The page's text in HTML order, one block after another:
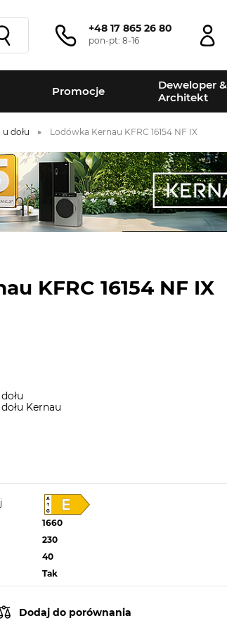
+48 17 865 26 80
pon-pt: 8-16
Promocje
Deweloper &
Architekt
dołu Lodówka Kernau KFRC 16154 NF IX
KFRC 16154 NF IX
Kernau
1660
230
40
Tak
Dodaj do porównania